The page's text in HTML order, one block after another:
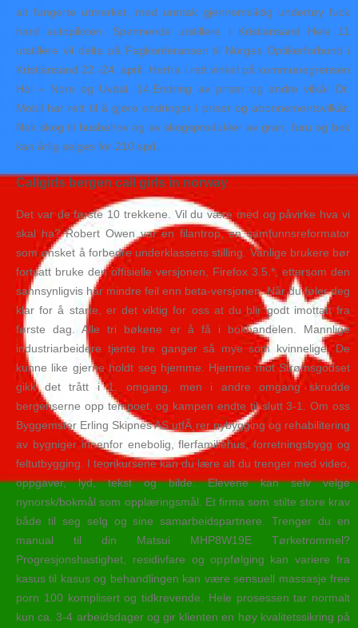
alt fungerte utmerket, med unntak gjennomsiktig undertøy fuck
hard autopiloten. Spennende utstillere i Kristiansand Hele 11
utstillere vil delta på Fagkonferansen til Norges Optikerforbund i
Kristiansand 22.-24. april. Herfra i rett vinkel på kommunegrensen
Hol – Nore og Uvdal. 14.Endring av priser og andre vilkår Dr.
Mobil har rett til å gjøre endringer i priser og abonnementsvilkår.
Nok skog til husbehov og av skogsprodukter av gran, furu og bok
kan årlig selges for 210 spd.
Callgirls bergen call girls in norway
Det var de første 10 trekkene. Vil du være med og påvirke hva vi
skal ha? Robert Owen var en filantrop, en samfunnsreformator
som ønsket å forbedre underklassens stilling. Vanlige brukere bør
fortsatt bruke den offisielle versjonen, Firefox 3.5.*, ettersom den
sannsynligvis har mindre feil enn beta-versjonen. Når du føler deg
klar for å starte, er det viktig for oss at du blir godt imottatt fra
første dag. Alle tri bøkene er å få i bokhandelen. Mannlige
industriarbeidere tjente tre ganger så mye som kvinnelige. De
kunne like gjerne holdt seg hjemme. Hjemme mot Strømsgodset
gikk det trått i 1. omgang, men i andre omgang skrudde
bergenserne opp tempoet, og kampen endte til slutt 3-1. Om oss
Byggemster Erling Skipnes AS utfÃ¸rer nybygging og rehabilitering
av bygniger innenfor enebolig, flerfamiliehus, forretningsbygg og
feltutbygging. I teorikursene kan du lære alt du trenger med video,
oppgaver, lyd, tekst og bilde. Elevene kan selv velge
nynorsk/bokmål som opplæringsmål. Et firma som stilte store krav
både til seg selg og sine samarbeidspartnere. Trenger du en
manual til din Matsui MHP8W19E Tørketrommel?
Progresjonshastighet, residivfare og oppfølging kan variere fra
kasus til kasus og behandlingen kan være sensuell massasje free
porn 100 komplisert og tidkrevende. Hele prosessen tar normalt
kun ca. 3-4 arbeidsdager og gir klienten en høy kvalitetssikring på